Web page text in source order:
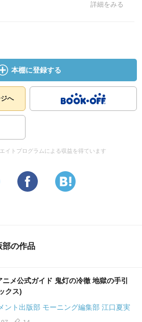
詳細をみる
本棚に登録する
へ
イトプログラムによる収益を得ています
部の作品
ニメ公式ガイド 鬼灯の冷徹 地獄の手引
クス)
ント出版部 モーニング編集部 江口夏実